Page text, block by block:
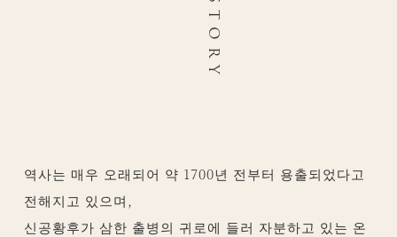
역사는 매우 오래되어 약 1700년 전부터 용출되었다고
전해지고 있으며,
신공황후가 삼한 출병의 귀로에 들러 자분하고 있는 온